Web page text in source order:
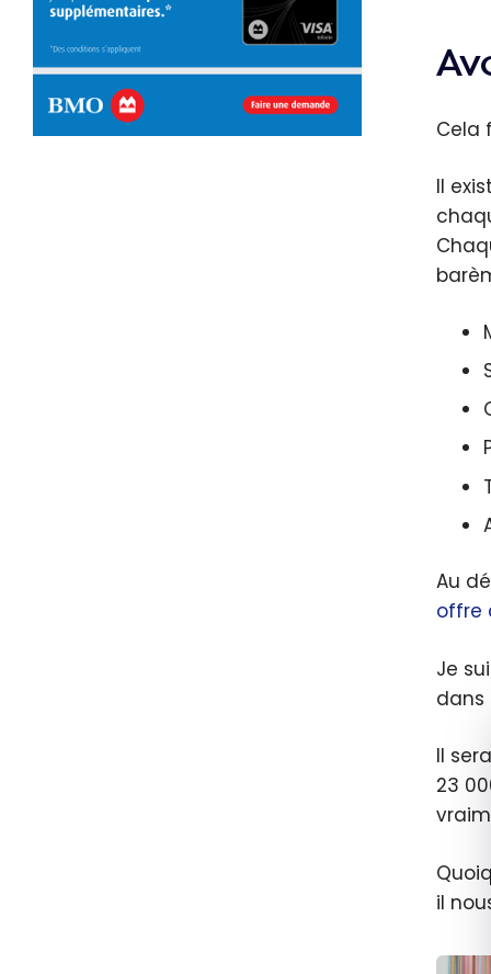
Cela
Il
Au
offre
Je
dans
Il
23
il